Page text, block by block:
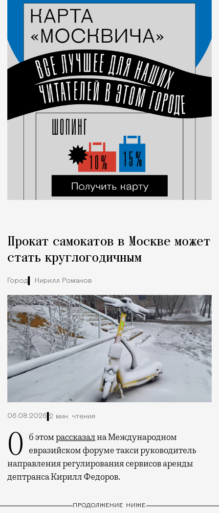
Город
Прокат самокатов в Москве может
стать круглогодичным
Город Кирилл Романов
06.08.2026 2 мин. чтения
Об этомрассказална Международном
евразийском форуме такси руководитель
направления регулирования сервисов аренды
дептранса Кирилл Федоров.
ПРОДОЛЖЕНИЕ НИЖЕ